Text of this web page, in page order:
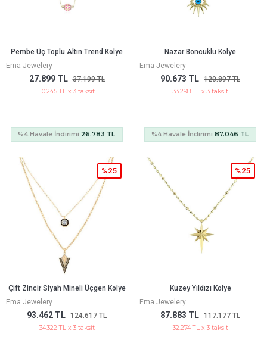
Pembe Üç Toplu Altın Trend Kolye
Ema Jewelery
27.899 TL 37.199 TL
10.245 TL x 3 taksit
%4 Havale İndirimi 26.783 TL
Nazar Boncuklu Kolye
Ema Jewelery
90.673 TL 120.897 TL
33.298 TL x 3 taksit
%4 Havale İndirimi87.046 TL
Çift Zincir Siyah Mineli Üçgen Kolye
Ema Jewelery
93.462 TL 124.617 TL
%25
34.322 TL x 3 taksit
Kuzey Yıldızı Kolye
Ema Jewelery
87.883 TL 117.177 TL
%25
32.274 TL x 3 taksit